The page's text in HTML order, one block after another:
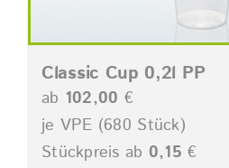
Classic Cup 0,2l PP
ab 102,00 €
je VPE (680 Stück)
Stückpreis ab 0,15 €